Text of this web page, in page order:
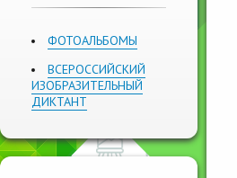
ФОТОАЛЬБОМЫ
ВСЕРОССИЙСКИЙ
ИЗОБРАЗИТЕЛЬНЫЙ
ДИКТАНТ